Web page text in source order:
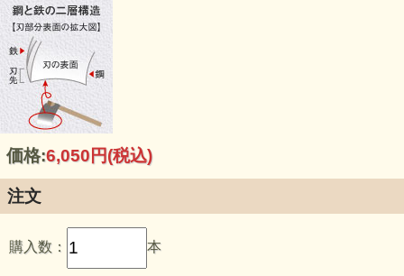
価格:6,050円(税込)
注文
購入数： 本